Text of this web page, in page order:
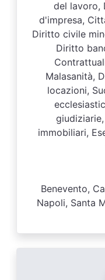
del lavoro,
d'impresa,
Diritto civile
Diritto
Malasanità,
locazioni,
immobiliari,
Benevento,
Napoli, Santa